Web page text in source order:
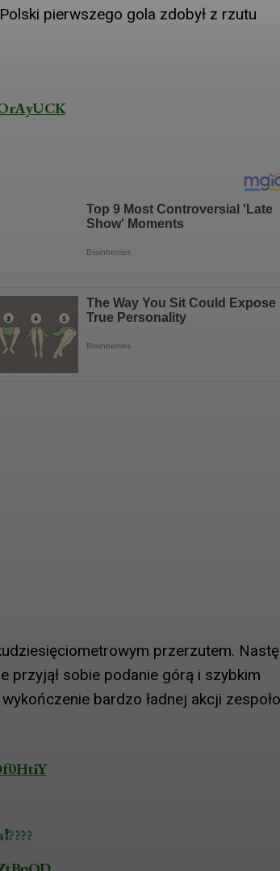
pierwszego gola zdobył z rzutu
przerzutem.
przyjął sobie podanie górą i szybkim
bardzo ładnej akcji